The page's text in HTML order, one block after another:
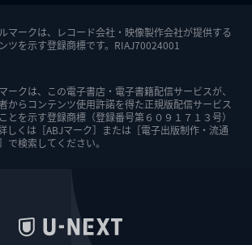
マークは、レコード会社・映像製作会社が提供する
ツを示す登録商標です。RIAJ70024001
ークは、この電子書店・電子書籍配信サービスが、
からコンテンツ使用許諾を得た正規版配信サービス
とを示す登録商標（登録番号第６０９１７１３号）
しくは［ABJマーク］または［電子出版制作・流通
で検索してください。